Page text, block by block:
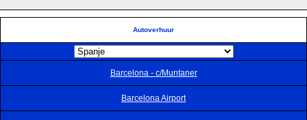
Autoverhuur
Barcelona - c/Muntaner
Barcelona Airport